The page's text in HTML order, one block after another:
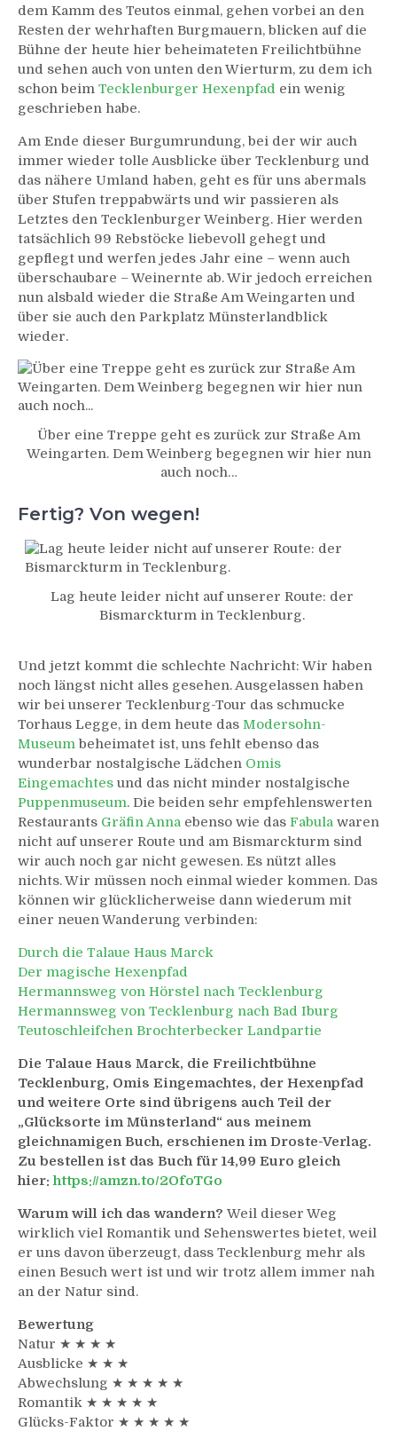
dem Kamm des Teutos einmal, gehen vorbei an den
Resten der wehrhaften Burgmauern, blicken auf die
Bühne der heute hier beheimateten Freilichtbühne
und sehen auch von unten den Wierturm, zu dem ich
schon beim Tecklenburger Hexenpfad ein wenig
geschrieben habe.
Am Ende dieser Burgumrundung, bei der wir auch
immer wieder tolle Ausblicke über Tecklenburg und
das nähere Umland haben, geht es für uns abermals
über Stufen treppabwärts und wir passieren als
Letztes den Tecklenburger Weinberg. Hier werden
tatsächlich 99 Rebstöcke liebevoll gehegt und
gepflegt und werfen jedes Jahr eine – wenn auch
überschaubare – Weinernte ab. Wir jedoch erreichen
nun alsbald wieder die Straße Am Weingarten und
über sie auch den Parkplatz Münsterlandblick
wieder.
Über eine Treppe geht es zurück zur Straße Am
Weingarten. Dem Weinberg begegnen wir hier nun
auch noch…
Fertig? Von wegen!
Lag heute leider nicht auf unserer Route: der
Bismarckturm in Tecklenburg.
Und jetzt kommt die schlechte Nachricht: Wir haben
noch längst nicht alles gesehen. Ausgelassen haben
wir bei unserer Tecklenburg-Tour das schmucke
Torhaus Legge, in dem heute das Modersohn-
Museum beheimatet ist, uns fehlt ebenso das
wunderbar nostalgische Lädchen Omis
Eingemachtes und das nicht minder nostalgische
Puppenmuseum. Die beiden sehr empfehlenswerten
Restaurants Gräfin Anna ebenso wie das Fabula waren
nicht auf unserer Route und am Bismarckturm sind
wir auch noch gar nicht gewesen. Es nützt alles
nichts. Wir müssen noch einmal wieder kommen. Das
können wir glücklicherweise dann wiederum mit
einer neuen Wanderung verbinden:
Durch die Talaue Haus Marck
Der magische Hexenpfad
Hermannsweg von Hörstel nach Tecklenburg
Hermannsweg von Tecklenburg nach Bad Iburg
Teutoschleifchen Brochterbecker Landpartie
Die Talaue Haus Marck, die Freilichtbühne
Tecklenburg, Omis Eingemachtes, der Hexenpfad
und weitere Orte sind übrigens auch Teil der
„Glücksorte im Münsterland“ aus meinem
gleichnamigen Buch, erschienen im Droste-Verlag.
Zu bestellen ist das Buch für 14,99 Euro gleich
hier:https://amzn.to/2OfoTGo
Warum will ich das wandern? Weil dieser Weg
wirklich viel Romantik und Sehenswertes bietet, weil
er uns davon überzeugt, dass Tecklenburg mehr als
einen Besuch wert ist und wir trotz allem immer nah
an der Natur sind.
Bewertung
Natur ★ ★ ★ ★
Ausblicke ★ ★ ★
Abwechslung ★ ★ ★ ★ ★
Romantik ★ ★ ★ ★ ★
Glücks-Faktor ★ ★ ★ ★ ★